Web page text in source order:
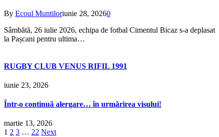
By Ecoul Muntiloriunie 28, 20260
Sâmbătă, 26 iulie 2026, echipa de fotbal Cimentul Bicaz s-a deplasat
la Pașcani pentru ultima…
RUGBY CLUB VENUS RIFIL 1991
iunie 23, 2026
Într-o continuă alergare… în urmărirea visului!
martie 13, 2026
1 2 3 … 22 Next